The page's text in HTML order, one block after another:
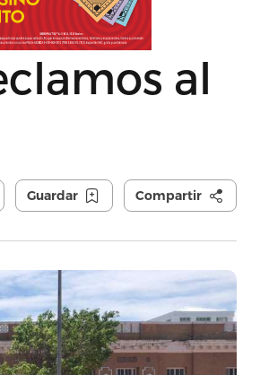
al
Guardar Compartir